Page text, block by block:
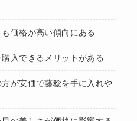
価格が高い傾向にある
入できるメリットがある
が安価で藤稔を手に入れや